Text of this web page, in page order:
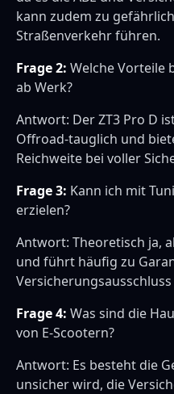
kann zudem zu
Straßenverkehr führen.
Frage 2: Welche Vorteile
ab Werk?
Antwort: Der ZT3 Pro D
Offroad-tauglich und
Reichweite bei voller
Frage 3: Kann ich mit
erzielen?
Antwort: Theoretisch ja,
und führt häufig zu
Frage 4: Was sind die
von E-Scootern?
Antwort: Es besteht die
unsicher wird, die